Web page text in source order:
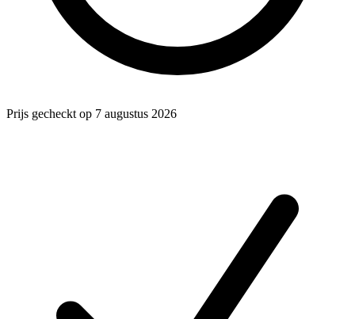
Prijs gecheckt op 7 augustus 2026